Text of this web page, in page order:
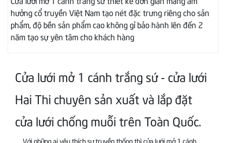
hưởng cổ truyền Việt Nam tạo nét đặc trưng riêng cho sản
phẩm, độ bền sản phẩm cao không gỉ bảo hành lên đến 2
năm tạo sự yên tâm cho khách hàng
Cửa lưới mở 1 cánh trắng sứ - cửa lưới
Hai Thi chuyên sản xuất và lắp đặt
cửa lưới chống muỗi trên Toàn Quốc.
Với những ai yêu thích sự truyền thống thì cửa lưới mở 1 cánh